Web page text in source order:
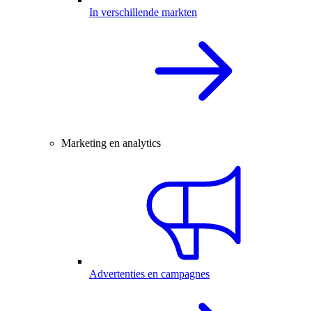
In verschillende markten
Marketing en analytics
Advertenties en campagnes